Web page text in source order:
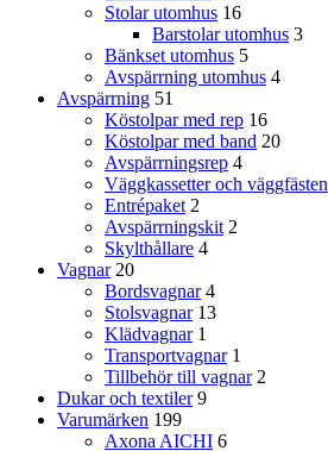
Stolar utomhus 16
Barstolar utomhus 3
Bänkset utomhus 5
Avspärrning utomhus 4
Avspärrning 51
Köstolpar med rep 16
Köstolpar med band 20
Avspärrningsrep 4
Väggkassetter och väggfästen
Entrépaket 2
Avspärrningskit 2
Skylthållare 4
Vagnar 20
Bordsvagnar 4
Stolsvagnar 13
Klädvagnar 1
Transportvagnar 1
Tillbehör till vagnar 2
Dukar och textiler 9
Varumärken 199
Axona AICHI 6